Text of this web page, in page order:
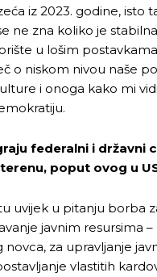
iz 2023. godine, isto
ne zna koliko je
u lošim
o niskom nivou naše
i onoga kako mi
federalni i državni
poput ovog u
uvijek u pitanju borba
javnim resursima
za upravljanje
vlastitih